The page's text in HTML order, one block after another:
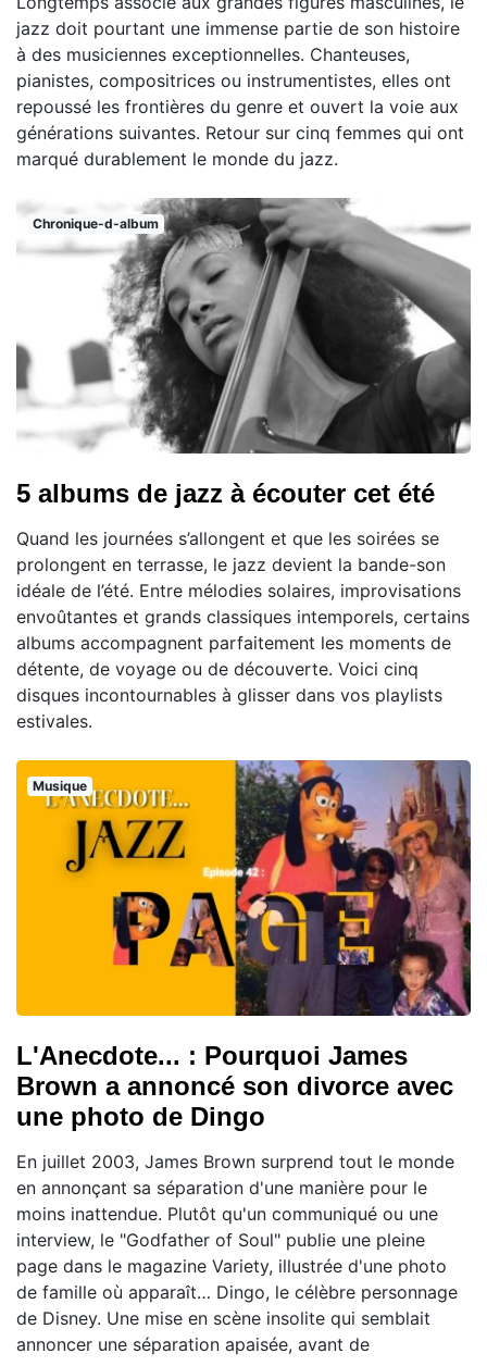
jazz doit pourtant une immense partie de son histoire
à des musiciennes exceptionnelles. Chanteuses,
pianistes, compositrices ou instrumentistes, elles ont
repoussé les frontières du genre et ouvert la voie aux
générations suivantes. Retour sur cinq femmes qui ont
marqué durablement le monde du jazz.
Chronique-d-album
5 albums de jazz à écouter cet été
Quand les journées s’allongent et que les soirées se
prolongent en terrasse, le jazz devient la bande-son
idéale de l’été. Entre mélodies solaires, improvisations
envoûtantes et grands classiques intemporels, certains
albums accompagnent parfaitement les moments de
détente, de voyage ou de découverte. Voici cinq
disques incontournables à glisser dans vos playlists
estivales.
Musique
L'Anecdote... : Pourquoi James
Brown a annoncé son divorce avec
une photo de Dingo
En juillet 2003, James Brown surprend tout le monde
en annonçant sa séparation d'une manière pour le
moins inattendue. Plutôt qu'un communiqué ou une
interview, le "Godfather of Soul" publie une pleine
page dans le magazine Variety, illustrée d'une photo
de famille où apparaît… Dingo, le célèbre personnage
de Disney. Une mise en scène insolite qui semblait
annoncer une séparation apaisée, avant de